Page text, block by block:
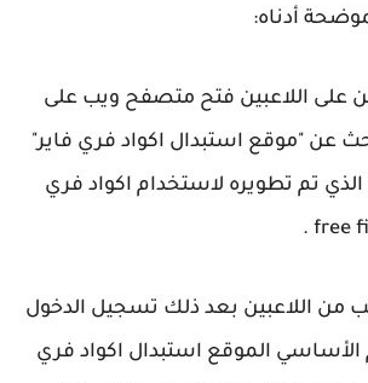
أدناه:
سيتعين على اللاعبين فتح متصفح ويب على
عن "موقع استبدال اكواد فري فاير"
الذي تم تطويره لاستخدام اكواد فري
سيُطلب من اللاعبين بعد ذلك تسجيل الدخول
الأساسي الموقع استبدال اكواد فري